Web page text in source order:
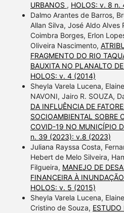
URBANOS , HOLOS: v. 8 n.
Dalmo Arantes de Barros,
Allan Silva, José Aldo Alves
Coimbra Borges, Erlon
Oliveira Nascimento,
FRAGMENTO DO RIO
BAUXITA NO PLANALTO
HOLOS: v. 4 (2014)
Sheyla Varela Lucena,
NAVONI, Jairo R. SOUZA,
DA INFLUÊNCIA DE
SOCIOAMBIENTAL SOBRE
COVID-19 NO MUNICÍPIO
n. 39 (2023): v.8 (2023)
Juliana Rayssa Costa,
Hebert de Melo Silveira,
Filgueira, MANEJO DE
FINANCEIRA À
HOLOS: v. 5 (2015)
Sheyla Varela Lucena,
Cristino de Souza, ESTUDO